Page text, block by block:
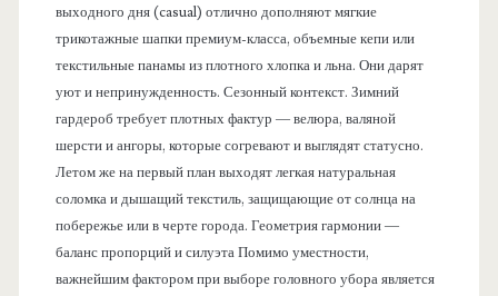
выходного дня (casual) отлично дополняют мягкие
трикотажные шапки премиум-класса, объемные кепи или
текстильные панамы из плотного хлопка и льна. Они дарят
уют и непринужденность. Сезонный контекст. Зимний
гардероб требует плотных фактур — велюра, валяной
шерсти и ангоры, которые согревают и выглядят статусно.
Летом же на первый план выходят легкая натуральная
соломка и дышащий текстиль, защищающие от солнца на
побережье или в черте города. Геометрия гармонии —
баланс пропорций и силуэта Помимо уместности,
важнейшим фактором при выборе головного убора является